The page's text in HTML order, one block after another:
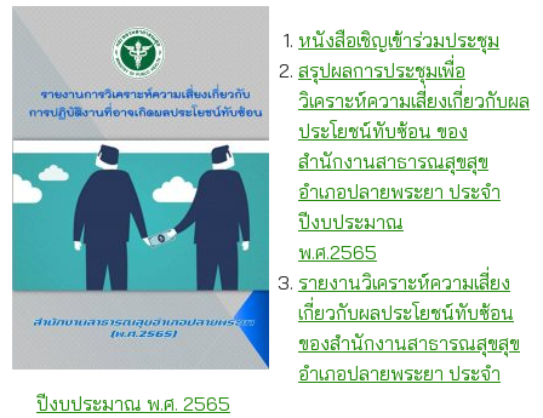
หนังสือเชิญเข้าร่วมประชุม
สรุปผลการประชุมเพื่อ
วิเคราะห์ความเสี่ยงเกี่ยวกับผล
ประโยชน์ทับซ้อน ของ
สำนักงานสาธารณสุขสุข
อำเภอปลายพระยา ประจำ
ปีงบประมาณ
พ.ศ.2565
รายงานวิเคราะห์ความเสี่ยง
เกี่ยวกับผลประโยชน์ทับซ้อน
ของสำนักงานสาธารณสุขสุข
อำเภอปลายพระยา ประจำ
ปีงบประมาณ พ.ศ. 2565